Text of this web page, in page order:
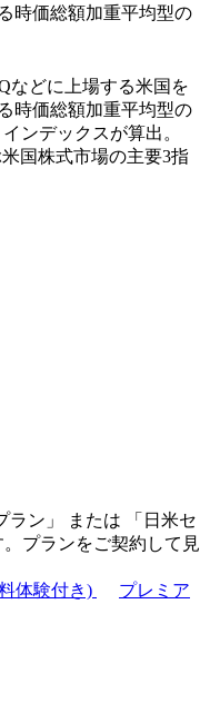
時価総額加重平均型の
などに上場する米国を
時価総額加重平均型の
ンデックスが算出。
国株式市場の主要3指
ラン 」 または 「 日米セ
。プランをご契約して見
体験付き)
プレミア